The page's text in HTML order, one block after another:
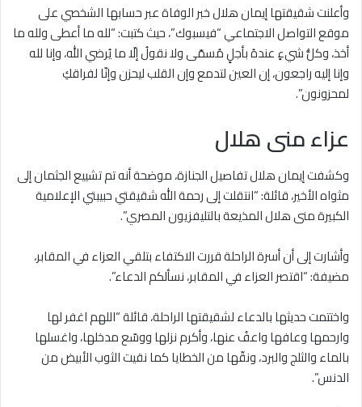
وأعلنت شقيقتها إيمان هلال خبر الوفاة عبر حسابها الشخصي على
موقع التواصل الاجتماعي “فيسبوك”، حيث كتبت: “لله ما أعطى ولله ما
أخذ، وكلُّ شيءٍ عندهُ بأجلٍ مُسمّى ولا نقولُ إلّا ما يُرضي الله، وإنا لله
وإنا إليه راجعون، إن العين لتدمع وإن القلب ليحزن وإنّا لفراقكِ
لمحزونون”.
عزاء منى هلال
وكشفت إيمان هلال تفاصيل الجنازة، موضحة أنه تم تشييع الجثمان إلى
مثواه الأخير، قائلة: “انتقلت إلى رحمة الله شقيقتي حبيبتي الإعلامية
الكبيرة منى هلال المذيعة بالتليفزيون المصري”.
وأشارت إلى أن أسرة الراحلة قررت الاكتفاء بتلقي العزاء في المقابر،
مضيفة: “اقتصر العزاء في المقابر، نسألكم الدعاء”.
واختتمت حديثها بالدعاء لشقيقتها الراحلة، قائلة “اللهم اغفر لها
وارحمها وعافها واعفُ عنها، وأكرم نزلها ووسّع مدخلها، واغسلها
بالماء والثلج والبرد، ونقّها من الخطايا كما نقيت الثوب الأبيض من
الدنس”.